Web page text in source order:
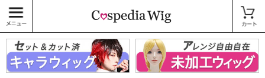
〜
商品タグ
キャラウィッグ
未加工ウィッグ